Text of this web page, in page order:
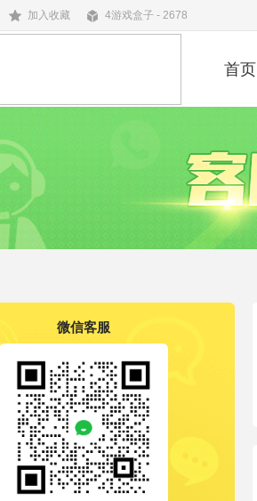
加入收藏 4游戏盒子 - 2678
首页
微信客服